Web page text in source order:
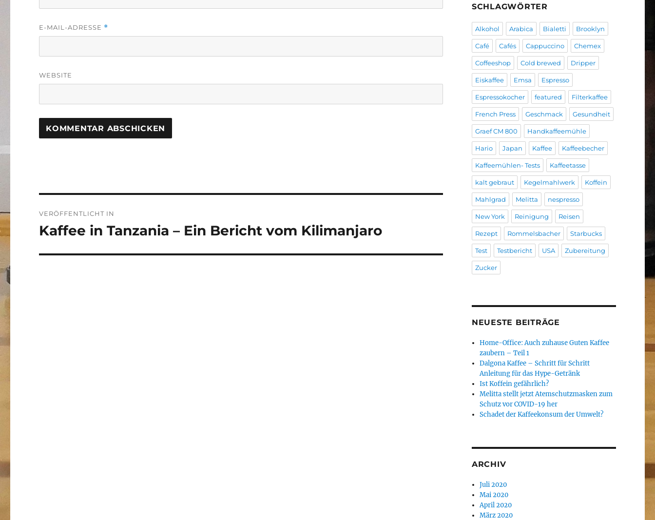
E-MAIL-ADRESSE *
WEBSITE
VERÖFFENTLICHT IN
Kaffee in Tanzania – Ein Bericht vom Kilimanjaro
SCHLAGWÖRTER
Alkohol Arabica Bialetti Brooklyn
Café Cafés Cappuccino Chemex
Coffeeshop Cold brewed Dripper
Eiskaffee Emsa Espresso
Espressokocher featured Filterkaffee
French Press Geschmack Gesundheit
Graef CM 800 Handkaffeemühle
Hario Japan Kaffee Kaffeebecher
Kaffeemühlen- Tests Kaffeetasse
kalt gebraut Kegelmahlwerk Koffein
Mahlgrad Melitta nespresso
New York Reinigung Reisen
Rezept Rommelsbacher Starbucks
Test Testbericht USA Zubereitung
Zucker
NEUESTE BEITRÄGE
Home-Office: Auch zuhause Guten Kaffee
zaubern – Teil 1
Dalgona Kaffee – Schritt für Schritt
Anleitung für das Hype-Getränk
Ist Koffein gefährlich?
Melitta stellt jetzt Atemschutzmasken zum
Schutz vor COVID-19 her
Schadet der Kaffeekonsum der Umwelt?
ARCHIV
Juli 2020
Mai 2020
April 2020
März 2020